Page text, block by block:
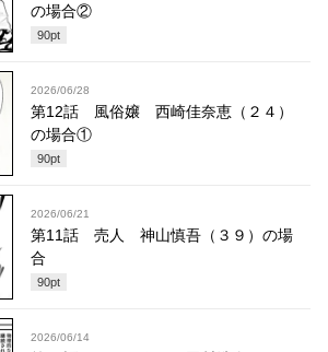
の場合②
90pt
2026/06/28
第12話 風俗嬢 西崎佳奈恵（２４）
の場合①
90pt
2026/06/21
第11話 売人 神山慎吾（３９）の場
合
90pt
2026/06/14